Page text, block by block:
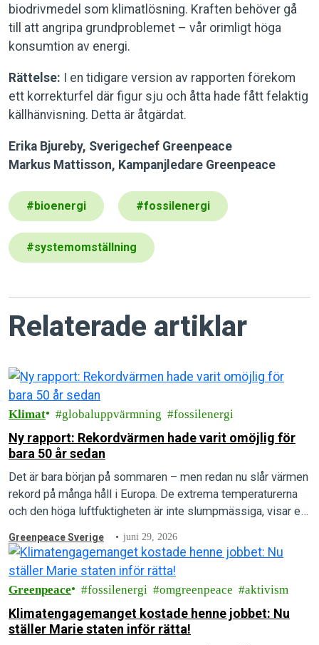
biodrivmedel som klimatlösning. Kraften behöver gå
till att angripa grundproblemet – vår orimligt höga
konsumtion av energi.
Rättelse:
I en tidigare version av rapporten förekom
ett korrekturfel där figur sju och åtta hade fått felaktig
källhänvisning. Detta är åtgärdat.
Erika Bjureby, Sverigechef Greenpeace
Markus Mattisson, Kampanjledare Greenpeace
#bioenergi #fossilenergi
#systemomställning
Relaterade artiklar
Klimat globaluppvärmning fossilenergi
Ny rapport: Rekordvärmen hade varit omöjlig för
bara 50 år sedan
Det är bara början på sommaren – men redan nu slår värmen
rekord på många håll i Europa. De extrema temperaturerna
och den höga luftfuktigheten är inte slumpmässiga, visar en
Greenpeace Sverige juni 29, 2026
Greenpeace fossilenergi omgreenpeace aktivism
Klimatengagemanget kostade henne jobbet: Nu
ställer Marie staten inför rätta!